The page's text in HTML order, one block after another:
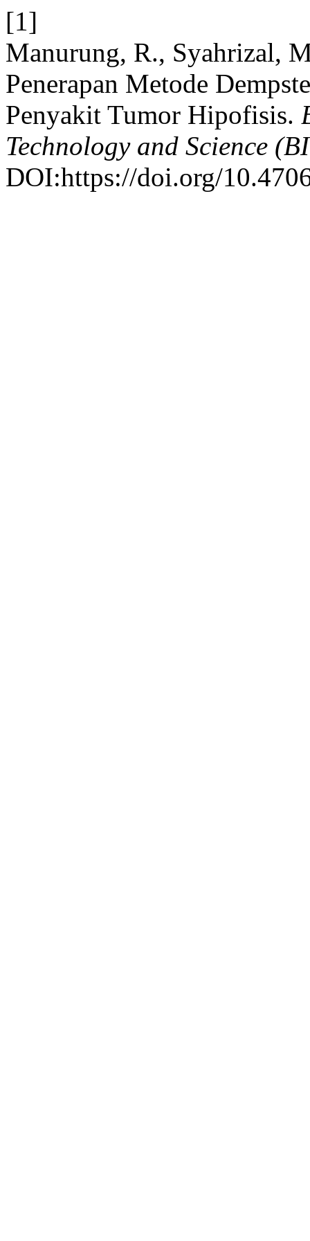
[1]
Manurung, R., Syahrizal,
Penerapan Metode
Penyakit Tumor Hipofisis.
Technology and Science
DOI:https://doi.org/